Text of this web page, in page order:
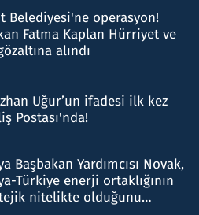
Belediyesi'ne operasyon!
Fatma Kaplan Hürriyet ve
alındı
Uğur’un ifadesi ilk kez
Postası'nda!
Başbakan Yardımcısı Novak,
Türkiye enerji ortaklığının
nitelikte olduğunu